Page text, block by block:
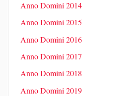
Anno Domini 2014
Anno Domini 2015
Anno Domini 2016
Anno Domini 2017
Anno Domini 2018
Anno Domini 2019